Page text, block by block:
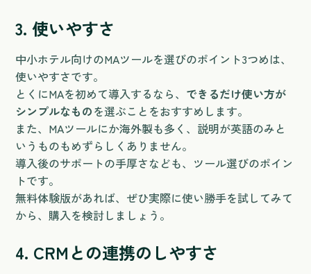
3. 使いやすさ
中小ホテル向けのMAツールを選びのポイント3つめは、
使いやすさです。
とくにMAを初めて導入するなら、 できるだけ使い方が
シンプルなものを選ぶことをおすすめします。
また、MAツールにか海外製も多く、説明が英語のみと
いうものもめずらしくありません。
導入後のサポートの手厚さなども、ツール選びのポイン
トです。
無料体験版があれば、ぜひ実際に使い勝手を試してみて
から、購入を検討しましょう。
4. CRMとの連携のしやすさ